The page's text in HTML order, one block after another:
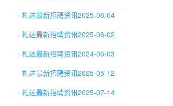
· 札达最新招聘资讯2025-08-04
· 札达最新招聘资讯2025-06-02
· 札达最新招聘资讯2024-06-03
· 札达最新招聘资讯2025-05-12
· 札达最新招聘资讯2025-07-14